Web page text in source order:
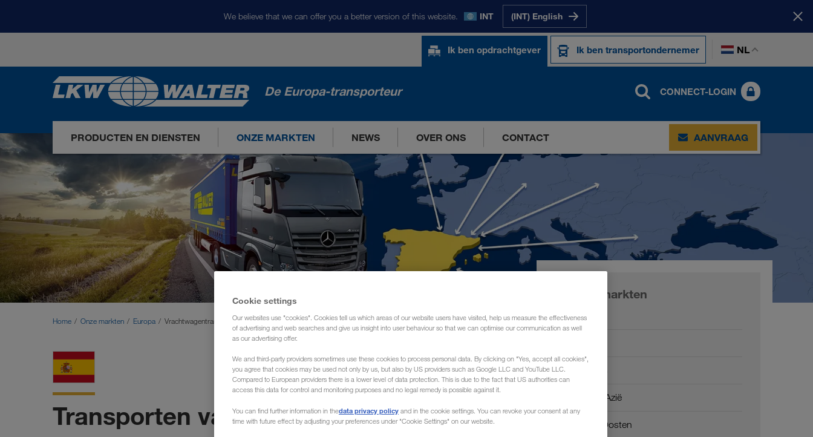
We believe that we can offer you a better version of this website. INT (INT) English
Ik ben opdrachtgever Ik ben transportondernemer NL
De Europa-transporteur CONNECT-LOGIN
PRODUCTEN EN DIENSTEN ONZE MARKTEN NEWS OVER ONS CONTACT AANVRAAG
Home Onze markten Europa Vrachtwagentransporten Spanje (Expeditiebedrijf)
Transporten vanuit / naar Spanje
Onze markten
Europa
Centraal-Azië
Midden-Oosten
Cookie settings
Our websites use "cookies". Cookies tell us which areas of our website users have visited, help us measure the effectiveness
of advertising and web searches and give us insight into user behaviour so that we can optimise our communication as well
as our advertising offer.
We and third-party providers sometimes use these cookies to process personal data. By clicking on "Yes, accept all cookies",
you agree that cookies may be used not only by us, but also by US providers such as Google LLC and YouTube LLC.
Compared to European providers there is a lower level of data protection. This is due to the fact that US authorities can
access this data for control and monitoring purposes and no legal remedy is possible against it.
You can find further information in thedata privacy policy and in the cookie settings. You can revoke your consent at any
time with future effect by adjusting your preferences under "Cookie Settings" on our website.